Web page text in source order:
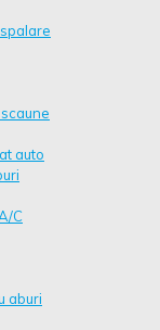
auto
C
aburi